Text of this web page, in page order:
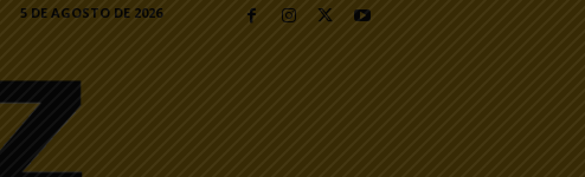
5 DE AGOSTO DE 2026